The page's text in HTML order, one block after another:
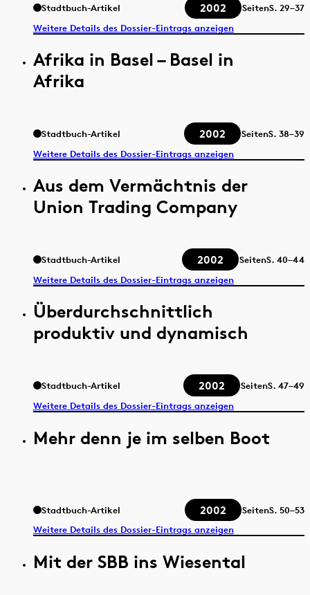
Stadtbuch-Artikel 2002 SeitenS. 29–37
Weitere Details des Dossier-Eintrags anzeigen
Afrika in Basel – Basel in
Afrika
Stadtbuch-Artikel 2002 SeitenS. 38–39
Weitere Details des Dossier-Eintrags anzeigen
Aus dem Vermächtnis der
Union Trading Company
Stadtbuch-Artikel 2002 SeitenS. 40–44
Weitere Details des Dossier-Eintrags anzeigen
Überdurchschnittlich
produktiv und dynamisch
Stadtbuch-Artikel 2002 SeitenS. 47–49
Weitere Details des Dossier-Eintrags anzeigen
Mehr denn je im selben Boot
Stadtbuch-Artikel 2002 SeitenS. 50–53
Weitere Details des Dossier-Eintrags anzeigen
Mit der SBB ins Wiesental